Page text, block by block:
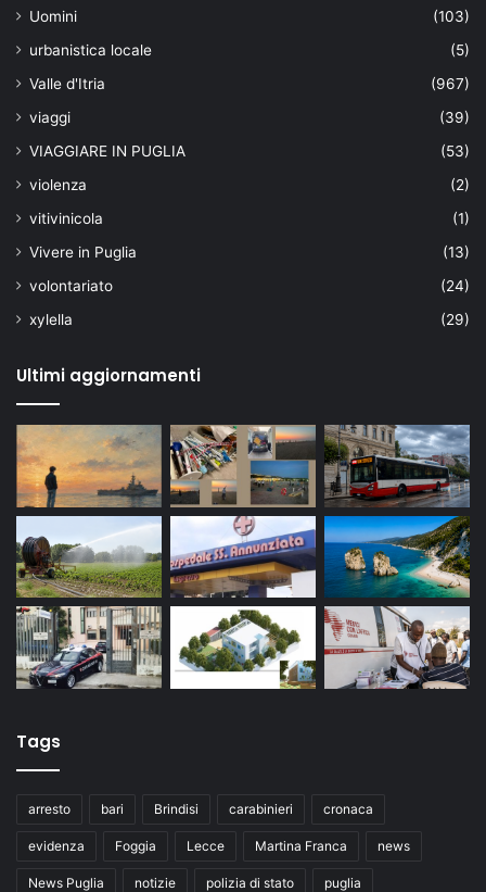
Uomini
(103)
urbanistica locale
(5)
Valle d'Itria
(967)
viaggi
(39)
VIAGGIARE IN PUGLIA
(53)
violenza
(2)
vitivinicola
(1)
Vivere in Puglia
(13)
volontariato
(24)
xylella
(29)
Ultimi aggiornamenti
Tags
arresto bari Brindisi carabinieri cronaca
evidenza Foggia Lecce Martina Franca news
News Puglia notizie polizia di stato puglia